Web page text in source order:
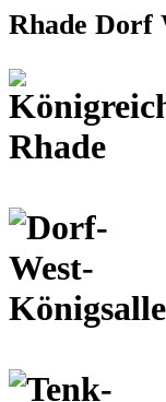
Rhade Dorf